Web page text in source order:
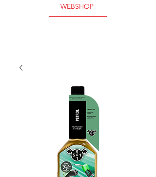
WEBSHOP